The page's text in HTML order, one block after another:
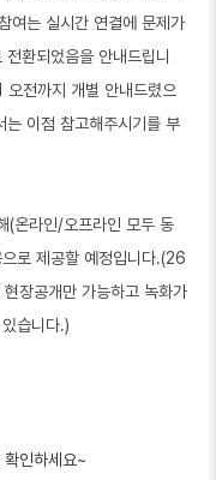
여는 실시간 연결에 문제가
환되었음을 안내드립니
전까지 개별 안내드렸으
는 이점 참고해주시기를 부
온라인/오프라인 모두 동
로 제공할 예정입니다.(26
장공개만 가능하고 녹화가
습니다.)
인하세요~